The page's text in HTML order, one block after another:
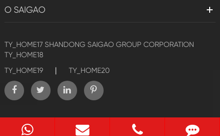
O SAIGAO
TY_HOME17 SHANDONG SAIGAO GROUP CORPORATION
TY_HOME18
TY_HOME19
| TY_HOME20